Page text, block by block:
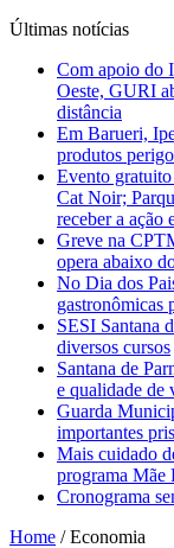
Últimas notícias
Com apoio do
Oeste, GURI
distância
Em Barueri,
produtos
Evento
Cat Noir;
receber a ação
Greve na
opera abaixo
No Dia dos
gastronômicas
SESI Santana
diversos cursos
Santana de
e qualidade de
Guarda
importantes
Mais cuidado
programa Mãe
Cronograma
Home / Economia